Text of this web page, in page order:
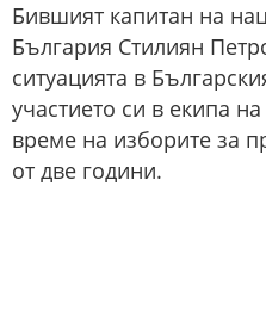
Бившият капитан на
България Стилиян
ситуацията в
участието си в екипа
време на изборите за
от две години.